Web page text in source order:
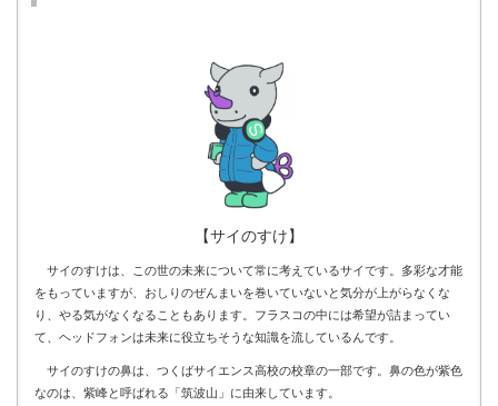
【サイのすけ】
サイのすけは、この世の未来について常に考えているサイです。多彩な才能
をもっていますが、おしりのぜんまいを巻いていないと気分が上がらなくな
り、やる気がなくなることもあります。フラスコの中には希望が詰まってい
て、ヘッドフォンは未来に役立ちそうな知識を流しているんです。
サイのすけの鼻は、つくばサイエンス高校の校章の一部です。鼻の色が紫色
なのは、紫峰と呼ばれる「筑波山」に由来しています。